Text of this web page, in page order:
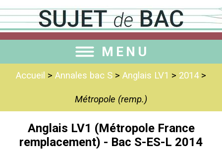
MENU
Accueil > Annales bac S > Anglais LV1 > 2014>
Métropole (remp.)
Anglais LV1 (Métropole France
remplacement) - Bac S-ES-L 2014